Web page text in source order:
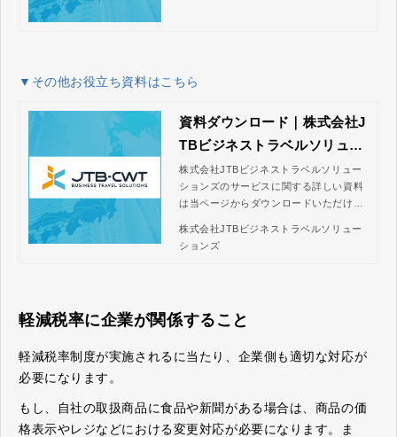
▼その他お役立ち資料はこちら
資料ダウンロード｜株式会社J
TBビジネストラベルソリュー
ションズ
株式会社JTBビジネストラベルソリュー
ションズのサービスに関する詳しい資料
は当ページからダウンロードいただけま
ンズは、出張・経費管理のトータルソリ
と業務効率化の向上を実現します。
株式会社JTBビジネストラベルソリュー
ションズ
軽減税率に企業が関係すること
軽減税率制度が実施されるに当たり、企業側も適切な対応が
必要になります。
もし、自社の取扱商品に食品や新聞がある場合は、商品の価
格表示やレジなどにおける変更対応が必要になります。ま